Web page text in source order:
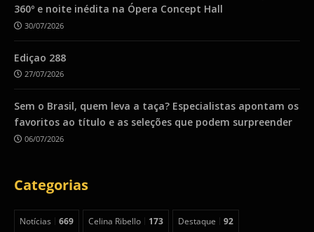
360º e noite inédita na Ópera Concept Hall
30/07/2026
Ediçao 288
27/07/2026
Sem o Brasil, quem leva a taça? Especialistas apontam os
favoritos ao título e as seleções que podem surpreender
06/07/2026
Categorias
Notícias 669 Celina Ribello 173 Destaque 92